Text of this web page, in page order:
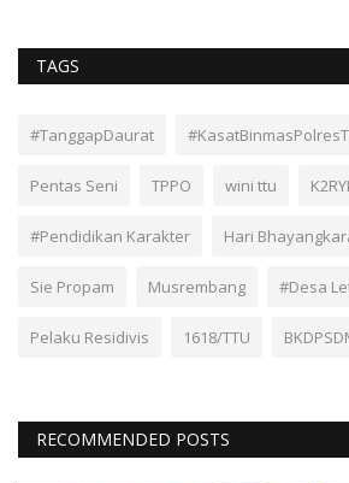
TAGS
#TanggapDaurat
Pentas Seni TPPO wini ttu
#Pendidikan Karakter Hari
Sie Propam Musrembang #Desa
Pelaku Residivis 1618/TTU
RECOMMENDED POSTS